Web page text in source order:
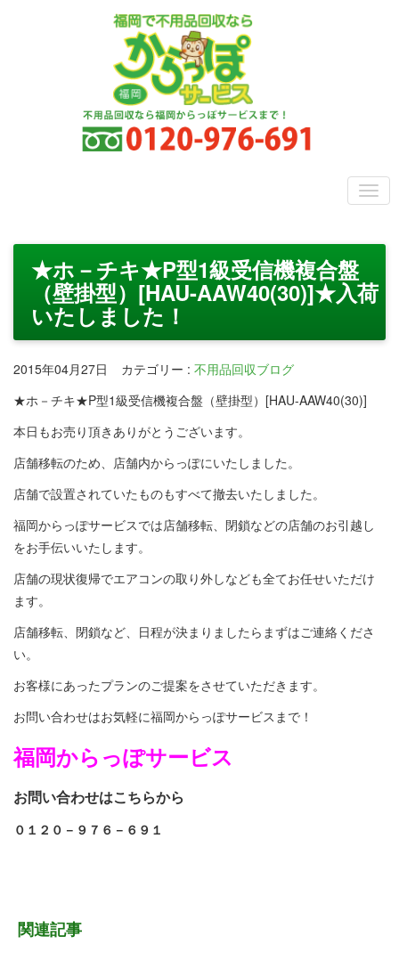
★ホ－チキ★P型1級受信機複合盤
（壁掛型）[HAU-AAW40(30)]★入荷
いたしました！
2015年04月27日 カテゴリー : 不用品回収ブログ
★ホ－チキ★P型1級受信機複合盤（壁掛型）[HAU-AAW40(30)]
本日もお売り頂きありがとうございます。
店舗移転のため、店舗内からっぽにいたしました。
店舗で設置されていたものもすべて撤去いたしました。
福岡からっぽサービスでは店舗移転、閉鎖などの店舗のお引越し
をお手伝いいたします。
店舗の現状復帰でエアコンの取り外しなども全てお任せいただけ
ます。
店舗移転、閉鎖など、日程が決まりましたらまずはご連絡くださ
い。
お客様にあったプランのご提案をさせていただきます。
お問い合わせはお気軽に福岡からっぽサービスまで！
福岡からっぽサービス
お問い合わせはこちらから
０１２０－９７６－６９１
関連記事